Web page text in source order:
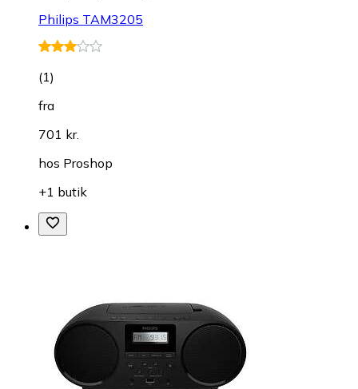
Philips TAM3205
(1)
fra
701 kr.
hos Proshop
+1 butik